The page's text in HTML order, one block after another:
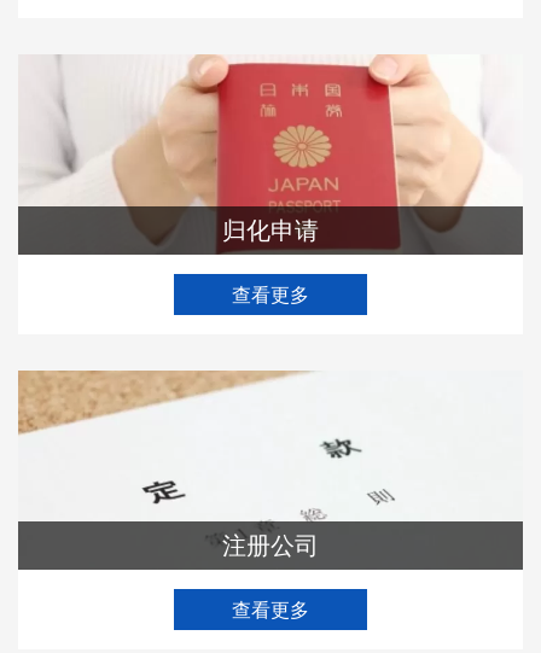
归化申请
查看更多
注册公司
查看更多